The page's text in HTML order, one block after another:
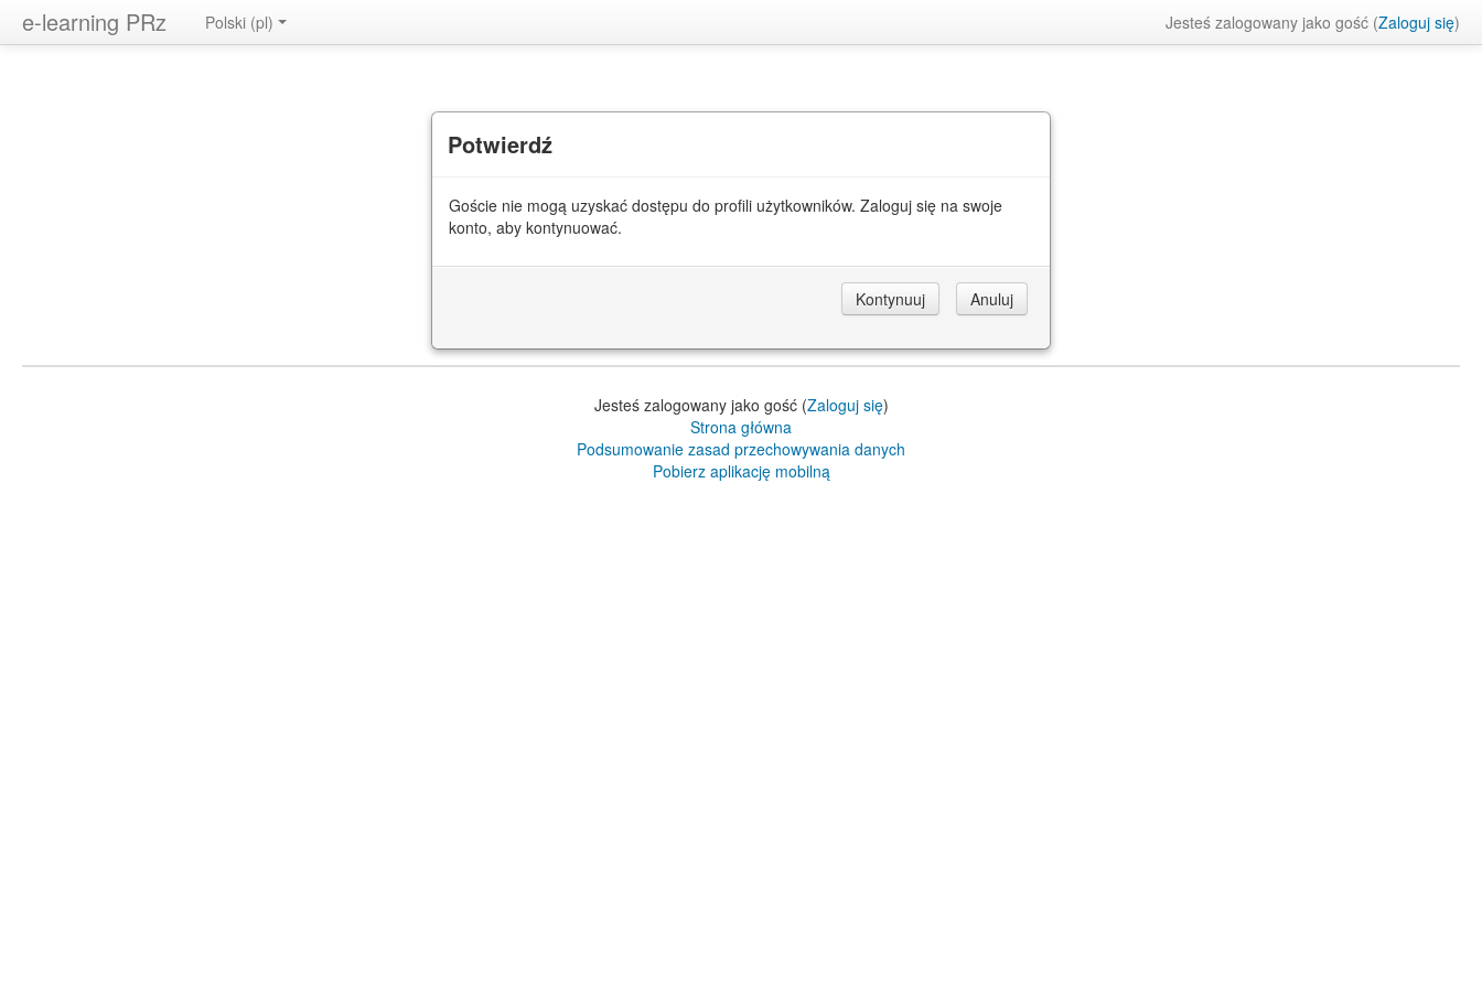
e-learning PRz Jesteś zalogowany jako gość (Zaloguj się)
Polski ‎(pl)‎
Potwierdź
Goście nie mogą uzyskać dostępu do profili użytkowników. Zaloguj się na swoje
konto, aby kontynuować.
Jesteś zalogowany jako gość (Zaloguj się)
Strona główna
Podsumowanie zasad przechowywania danych
Pobierz aplikację mobilną